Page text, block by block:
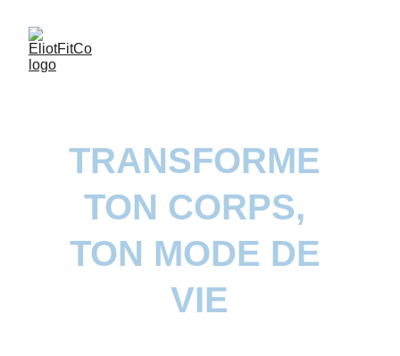
TRANSFORME
TON CORPS,
TON MODE DE
VIE